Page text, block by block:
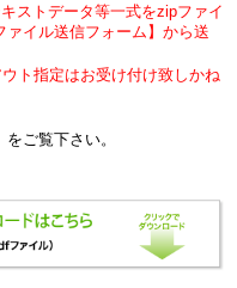
ストデータ等一式をzipファイ
ァイル送信フォーム】から送
ト指定はお受け付け致しかね
をご覧下さい。